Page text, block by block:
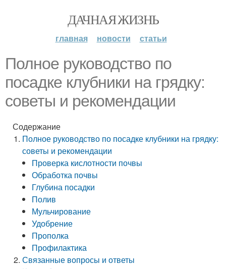
ДАЧНАЯ ЖИЗНЬ
главная новости статьи
Полное руководство по
посадке клубники на грядку:
советы и рекомендации
Содержание
Полное руководство по посадке клубники на грядку:
советы и рекомендации
Проверка кислотности почвы
Обработка почвы
Глубина посадки
Полив
Мульчирование
Удобрение
Прополка
Профилактика
Связанные вопросы и ответы